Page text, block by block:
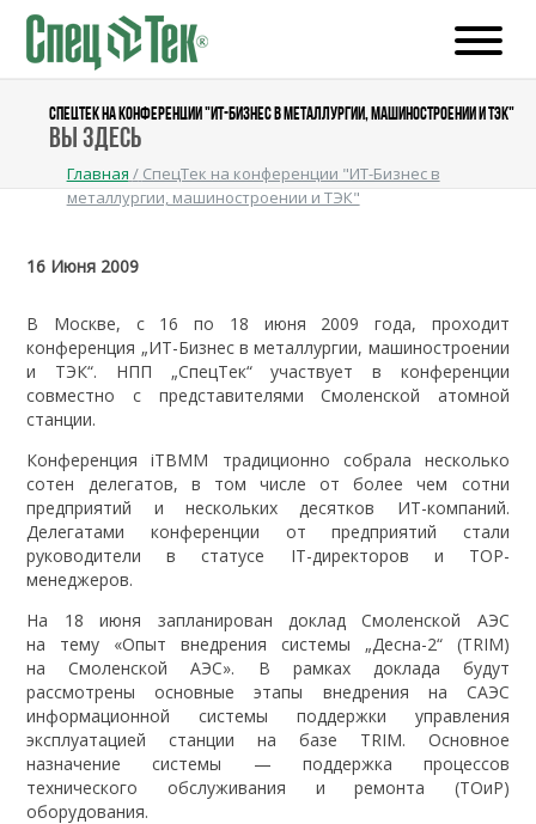
СПЕЦТЕК НА КОНФЕРЕНЦИИ "ИТ-БИЗНЕС В МЕТАЛЛУРГИИ, МАШИНОСТРОЕНИИ И ТЭК"
Вы здесь
Главная / СпецТек на конференции "ИТ-Бизнес в
металлургии, машиностроении и ТЭК"
16 Июня 2009
В Москве, с 16 по 18 июня 2009 года, проходит
конференция „ИТ-Бизнес в металлургии, машиностроении
и ТЭК“. НПП „СпецТек“ участвует в конференции
совместно с представителями Смоленской атомной
станции.
Конференция iTВММ традиционно собрала несколько
сотен делегатов, в том числе от более чем сотни
предприятий и нескольких десятков ИТ-компаний.
Делегатами конференции от предприятий стали
руководители в статусе IT-директоров и TOP-
менеджеров.
На 18 июня запланирован доклад Смоленской АЭС
на тему «Опыт внедрения системы „Десна-2“ (TRIM)
на Смоленской АЭС». В рамках доклада будут
рассмотрены основные этапы внедрения на САЭС
информационной системы поддержки управления
эксплуатацией станции на базе TRIM. Основное
назначение системы — поддержка процессов
технического обслуживания и ремонта (ТОиР)
оборудования.